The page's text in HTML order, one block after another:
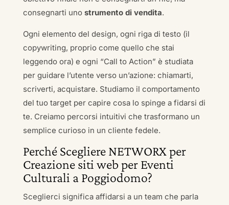
consegnarti uno strumento di vendita.
Ogni elemento del design, ogni riga di testo (il
copywriting, proprio come quello che stai
leggendo ora) e ogni “Call to Action” è studiata
per guidare l’utente verso un’azione: chiamarti,
scriverti, acquistare. Studiamo il comportamento
del tuo target per capire cosa lo spinge a fidarsi di
te. Creiamo percorsi intuitivi che trasformano un
semplice curioso in un cliente fedele.
Perché Scegliere NETWORX per
Creazione siti web per Eventi
Culturali a Poggiodomo?
Sceglierci significa affidarsi a un team che parla